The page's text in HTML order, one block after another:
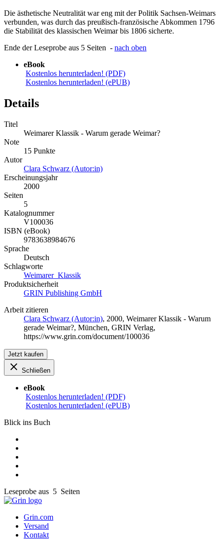
Die ästhetische Neutralität war eng mit der Politik Sachsen-Weimars
verbunden, was durch das preußisch-französische Abkommen 1796
die Stabilität des klassischen Weimar bis 1806 sicherte.
Ende der Leseprobe aus 5 Seiten - nach oben
eBook
Kostenlos herunterladen! (PDF)
Kostenlos herunterladen! (ePUB)
Details
Titel
Weimarer Klassik - Warum gerade Weimar?
Note
15 Punkte
Autor
Clara Schwarz (Autor:in)
Erscheinungsjahr
2000
Seiten
5
Katalognummer
V100036
ISBN (eBook)
9783638984676
Sprache
Deutsch
Schlagworte
Weimarer_Klassik
Produktsicherheit
GRIN Publishing GmbH
Arbeit zitieren
Clara Schwarz (Autor:in), 2000, Weimarer Klassik - Warum
gerade Weimar?, München, GRIN Verlag,
https://www.grin.com/document/100036
Jetzt kaufen
Schließen
eBook
Kostenlos herunterladen! (PDF)
Kostenlos herunterladen! (ePUB)
Blick ins Buch
Leseprobe aus 5 Seiten
Grin.com
Versand
Kontakt